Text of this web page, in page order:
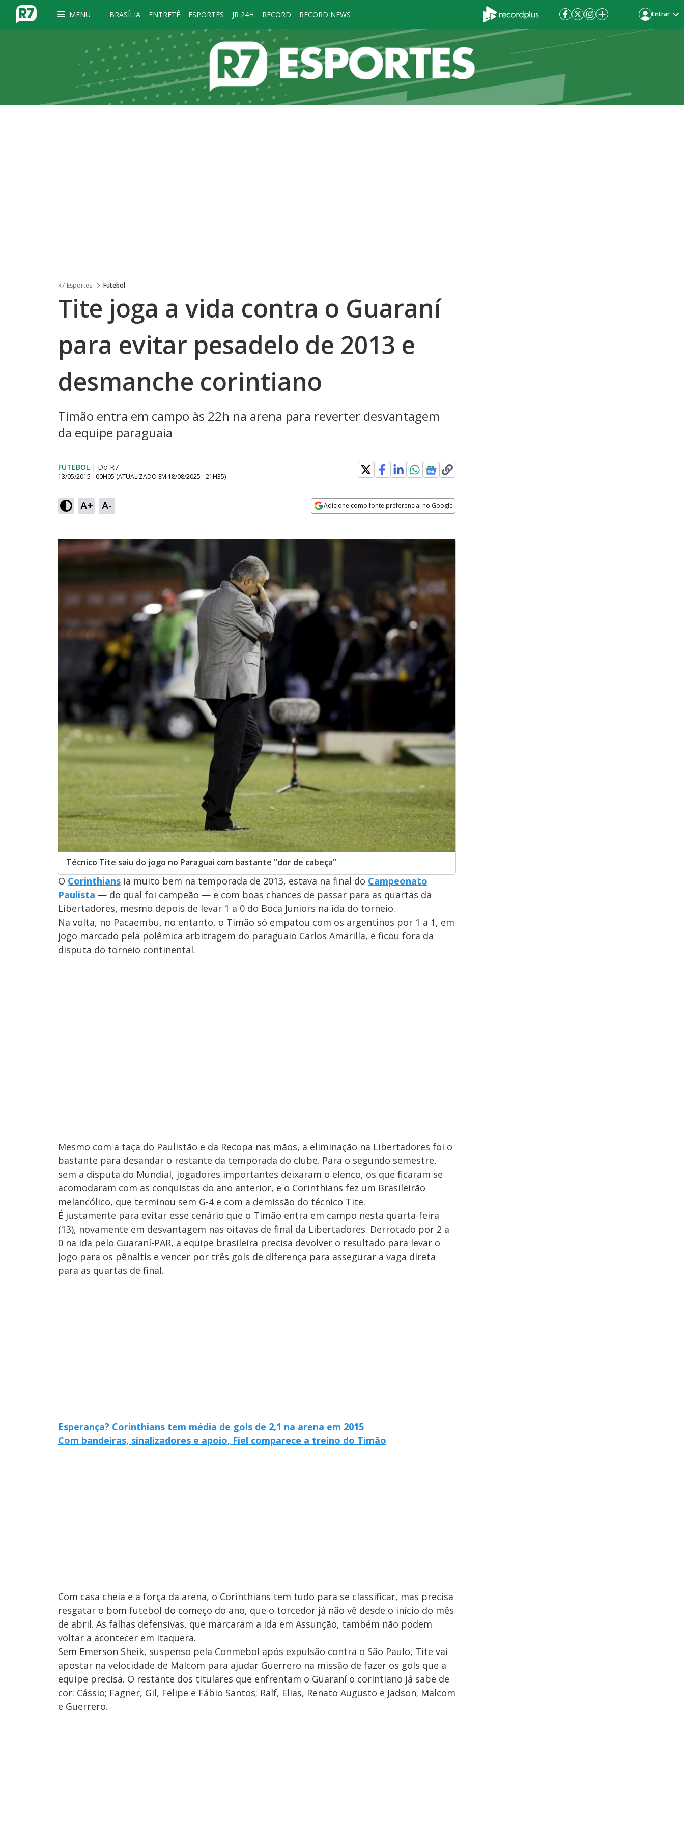
MENU BRASÍLIA ENTRETÊ ESPORTES JR 24H RECORD RECORD NEWS Entrar
R7 Esportes Futebol
Tite joga a vida contra o Guaraní
para evitar pesadelo de 2013 e
desmanche corintiano
Timão entra em campo às 22h na arena para reverter desvantagem
da equipe paraguaia
FUTEBOL | Do R7
13/05/2015 - 00H05 (ATUALIZADO EM 18/08/2025 - 21H35)
A+ A- Adicione como fonte preferencial no Google
Técnico Tite saiu do jogo no Paraguai com bastante "dor de cabeça"
O Corinthians ia muito bem na temporada de 2013, estava na final do Campeonato
Paulista — do qual foi campeão — e com boas chances de passar para as quartas da
Libertadores, mesmo depois de levar 1 a 0 do Boca Juniors na ida do torneio.
Na volta, no Pacaembu, no entanto, o Timão só empatou com os argentinos por 1 a 1, em
jogo marcado pela polêmica arbitragem do paraguaio Carlos Amarilla, e ficou fora da
disputa do torneio continental.
Mesmo com a taça do Paulistão e da Recopa nas mãos, a eliminação na Libertadores foi o
bastante para desandar o restante da temporada do clube. Para o segundo semestre,
sem a disputa do Mundial, jogadores importantes deixaram o elenco, os que ficaram se
acomodaram com as conquistas do ano anterior, e o Corinthians fez um Brasileirão
melancólico, que terminou sem G-4 e com a demissão do técnico Tite.
É justamente para evitar esse cenário que o Timão entra em campo nesta quarta-feira
(13), novamente em desvantagem nas oitavas de final da Libertadores. Derrotado por 2 a
0 na ida pelo Guaraní-PAR, a equipe brasileira precisa devolver o resultado para levar o
jogo para os pênaltis e vencer por três gols de diferença para assegurar a vaga direta
para as quartas de final.
Esperança? Corinthians tem média de gols de 2,1 na arena em 2015
Com bandeiras, sinalizadores e apoio, Fiel comparece a treino do Timão
Com casa cheia e a força da arena, o Corinthians tem tudo para se classificar, mas precisa
resgatar o bom futebol do começo do ano, que o torcedor já não vê desde o início do mês
de abril. As falhas defensivas, que marcaram a ida em Assunção, também não podem
voltar a acontecer em Itaquera.
Sem Emerson Sheik, suspenso pela Conmebol após expulsão contra o São Paulo, Tite vai
apostar na velocidade de Malcom para ajudar Guerrero na missão de fazer os gols que a
equipe precisa. O restante dos titulares que enfrentam o Guaraní o corintiano já sabe de
cor: Cássio; Fagner, Gil, Felipe e Fábio Santos; Ralf, Elias, Renato Augusto e Jadson; Malcom
e Guerrero.